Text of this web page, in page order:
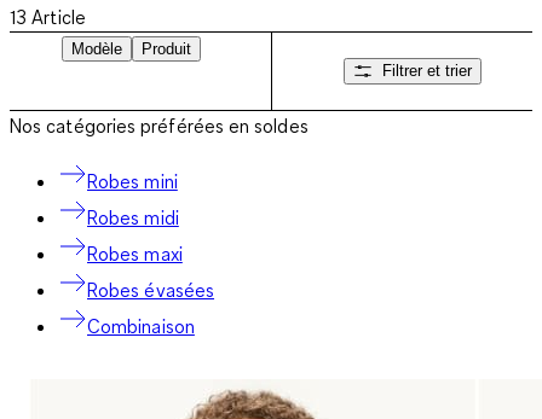
13 Article
Modèle
Produit
Filtrer et trier
Nos catégories préférées en soldes
Robes mini
Robes midi
Robes maxi
Robes évasées
Combinaison